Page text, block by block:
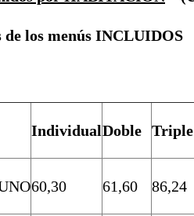
los menús INCLUIDOS
IndividualDoble Triple
60,30 61,60 86,24